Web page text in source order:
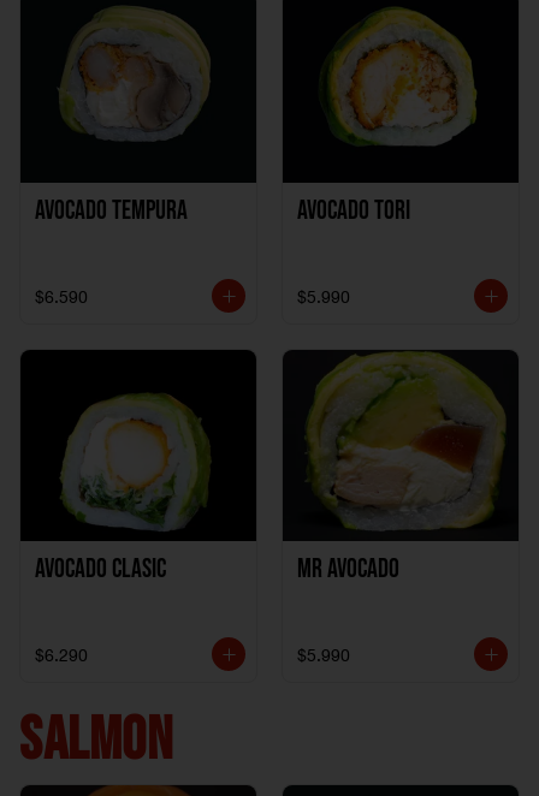
Avocado Tempura
$6.590
Avocado Tori
$5.990
Avocado clasic
$6.290
Mr Avocado
$5.990
SALMON